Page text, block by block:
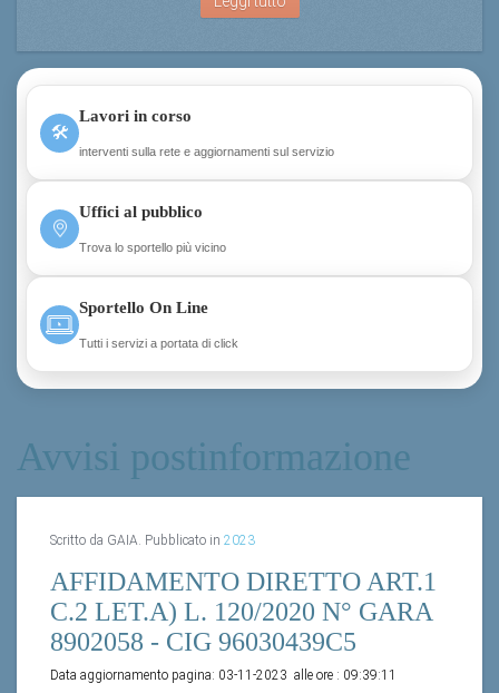
🛠
Lavori in corso
interventi sulla rete e aggiornamenti sul servizio
Uffici al pubblico
Trova lo sportello più vicino
Sportello On Line
Tutti i servizi a portata di click
Avvisi postinformazione
Scritto da GAIA. Pubblicato in 2023
AFFIDAMENTO DIRETTO ART.1
C.2 LET.A) L. 120/2020 N° GARA
8902058 - CIG 96030439C5
Data aggiornamento pagina: 03-11-2023 alle ore : 09:39:11